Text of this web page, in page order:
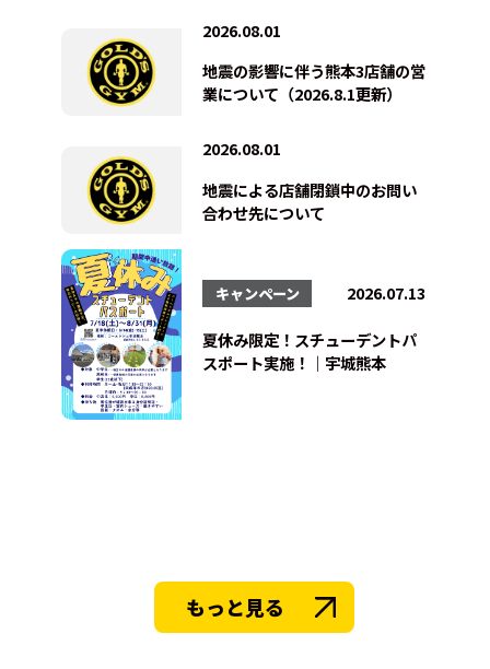
2026.08.01
地震の影響に伴う熊本3店舗の営
業について（2026.8.1更新）
2026.08.01
地震による店舗閉鎖中のお問い
合わせ先について
キャンペーン 2026.07.13
夏休み限定！スチューデントパ
スポート実施！｜宇城熊本
もっと見る